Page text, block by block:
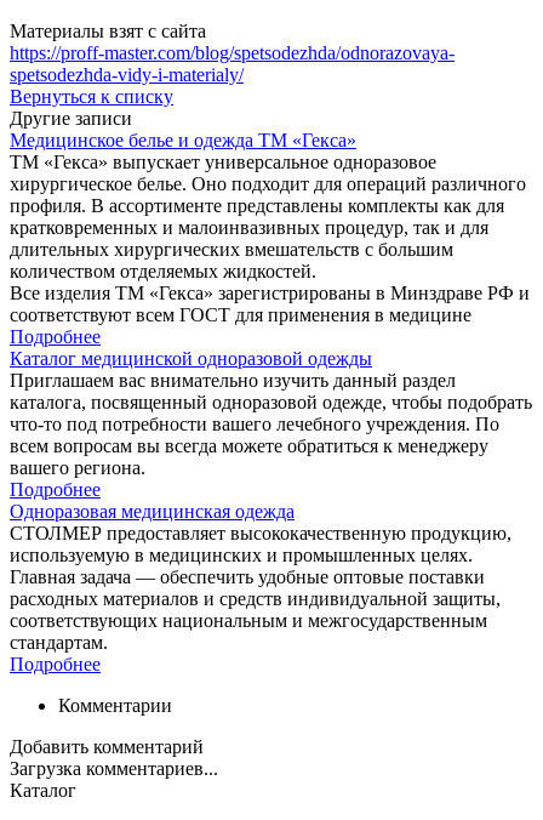
Материалы взят с сайта
https://proff-master.com/blog/spetsodezhda/odnorazovaya-
spetsodezhda-vidy-i-materialy/
Вернуться к списку
Другие записи
Медицинское белье и одежда ТМ «Гекса»
ТМ «Гекса» выпускает универсальное одноразовое
хирургическое белье. Оно подходит для операций различного
профиля. В ассортименте представлены комплекты как для
кратковременных и малоинвазивных процедур, так и для
длительных хирургических вмешательств с большим
количеством отделяемых жидкостей.
Все изделия ТМ «Гекса» зарегистрированы в Минздраве РФ и
соответствуют всем ГОСТ для применения в медицине
Подробнее
Каталог медицинской одноразовой одежды
Приглашаем вас внимательно изучить данный раздел
каталога, посвященный одноразовой одежде, чтобы подобрать
что-то под потребности вашего лечебного учреждения. По
всем вопросам вы всегда можете обратиться к менеджеру
вашего региона.
Подробнее
Одноразовая медицинская одежда
СТОЛМЕР предоставляет высококачественную продукцию,
используемую в медицинских и промышленных целях.
Главная задача — обеспечить удобные оптовые поставки
расходных материалов и средств индивидуальной защиты,
соответствующих национальным и межгосударственным
стандартам.
Подробнее
Комментарии
Добавить комментарий
Загрузка комментариев...
Каталог